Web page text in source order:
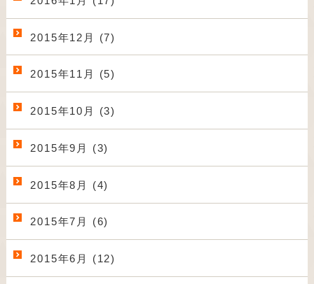
2015年12月 (7)
2015年11月 (5)
2015年10月 (3)
2015年9月 (3)
2015年8月 (4)
2015年7月 (6)
2015年6月 (12)